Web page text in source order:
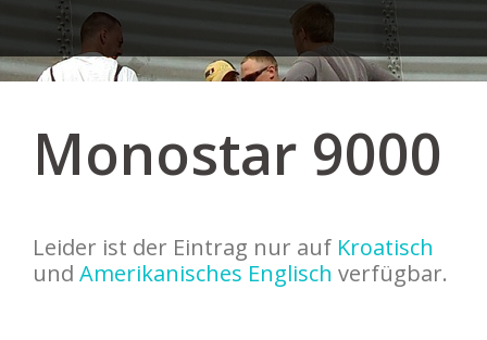
Monostar 9000
Leider ist der Eintrag nur auf Kroatisch
und Amerikanisches Englisch verfügbar.